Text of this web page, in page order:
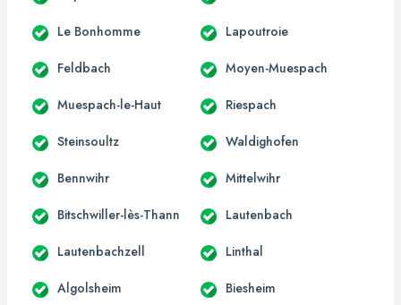
Le Bonhomme Lapoutroie
Feldbach Moyen-Muespach
Muespach-le-Haut Riespach
Steinsoultz Waldighofen
Bennwihr Mittelwihr
Bitschwiller-lès-Thann Lautenbach
Lautenbachzell Linthal
Algolsheim Biesheim